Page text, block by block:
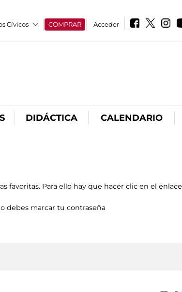
Cívicos COMPRAR Acceder
DIDÁCTICA CALENDARIO
favoritas. Para ello hay que hacer clic en el enlace
debes marcar tu contraseña